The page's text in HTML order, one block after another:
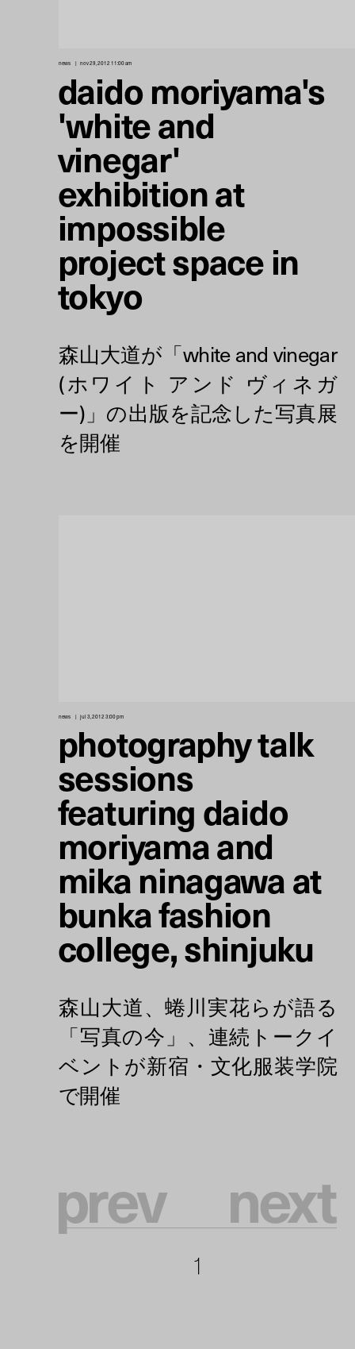
news nov 29, 2012 11:00 am
daido moriyama's
'white and
vinegar'
exhibition at
impossible
project space in
tokyo
news jul 3, 2012 3:00 pm
photography talk
sessions
featuring daido
moriyama and
mika ninagawa at
bunka fashion
college, shinjuku
prev next
1